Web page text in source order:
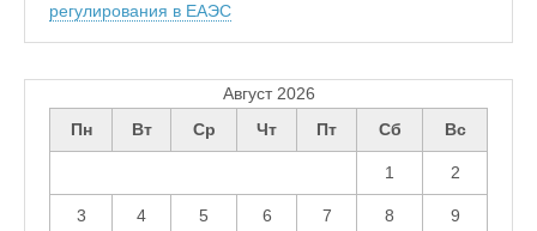
регулирования в ЕАЭС
Август 2026
Пн
Вт Ср Чт Пт Сб Вс
1 2
3 4 5 6 7 8 9